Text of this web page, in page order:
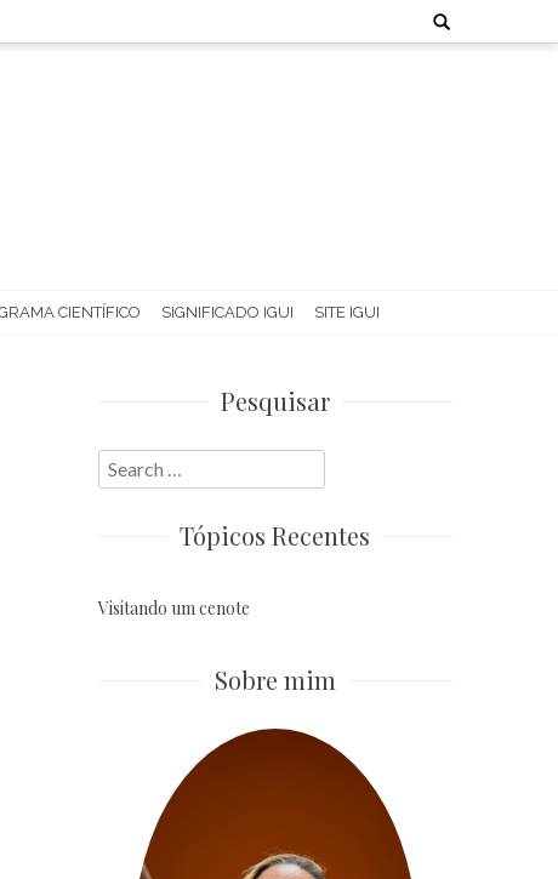
Search
for:
CIENTÍFICO SIGNIFICADO IGUI SITE IGUI
Pesquisar
Search
for:
Tópicos Recentes
Visitando um cenote
Sobre mim